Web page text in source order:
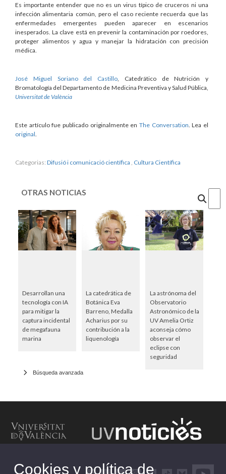
Es importante entender que no es un virus típico de cruceros ni una
infección alimentaria común, pero el caso reciente recuerda que las
enfermedades emergentes pueden aparecer en escenarios
inesperados. La clave está en prevenir la contaminación por roedores,
proteger alimentos y agua y manejar la hidratación con precisión
médica.
José Miguel Soriano del Castillo , Catedrático de Nutrición y
Bromatología del Departamento de Medicina Preventiva y Salud Pública,
Universitat de València
Este artículo fue publicado originalmente en The Conversation . Lea el
original
Categorias: Difusió i comunicació científica Cultura Científica
OTRAS NOTICIAS
Desarrollan una
tecnología con IA
para mitigar la
captura incidental
de megafauna
marina
La catedrática de
Botánica Eva
Barreno, Medalla
Acharius por su
contribución a la
liquenología
La astrónoma del
Observatorio
Astronómico de la
UV Amelia Ortiz
aconseja cómo
observar el
eclipse con
seguridad
Búsqueda avanzada
Cookies y política de